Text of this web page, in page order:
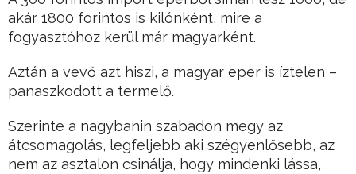
akár 1800 forintos is kilónként, mire a
fogyasztóhoz kerül már magyarként.
Aztán a vevő azt hiszi, a magyar eper is íztelen –
panaszkodott a termelő.
Szerinte a nagybanin szabadon megy az
átcsomagolás, legfeljebb aki szégyenlősebb, az
nem az asztalon csinálja, hogy mindenki lássa,